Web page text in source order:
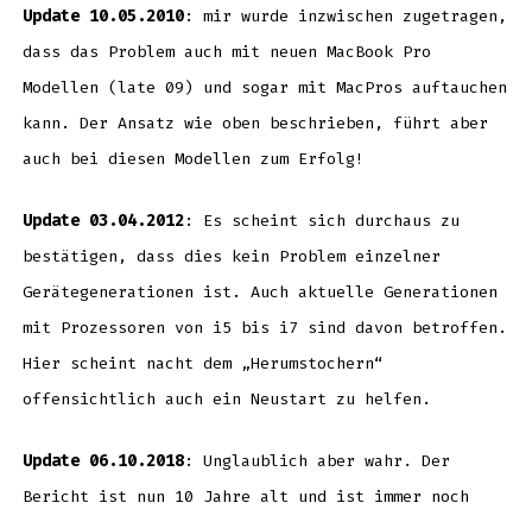
Update 10.05.2010: mir wurde inzwischen zugetragen,
dass das Problem auch mit neuen MacBook Pro
Modellen (late 09) und sogar mit MacPros auftauchen
kann. Der Ansatz wie oben beschrieben, führt aber
auch bei diesen Modellen zum Erfolg!
Update 03.04.2012: Es scheint sich durchaus zu
bestätigen, dass dies kein Problem einzelner
Gerätegenerationen ist. Auch aktuelle Generationen
mit Prozessoren von i5 bis i7 sind davon betroffen.
Hier scheint nacht dem „Herumstochern“
offensichtlich auch ein Neustart zu helfen.
Update 06.10.2018: Unglaublich aber wahr. Der
Bericht ist nun 10 Jahre alt und ist immer noch